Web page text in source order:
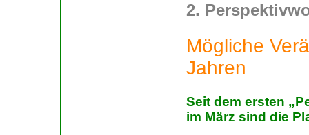
2.
Mögliche
Jahren
Seit dem ersten
im März sind die